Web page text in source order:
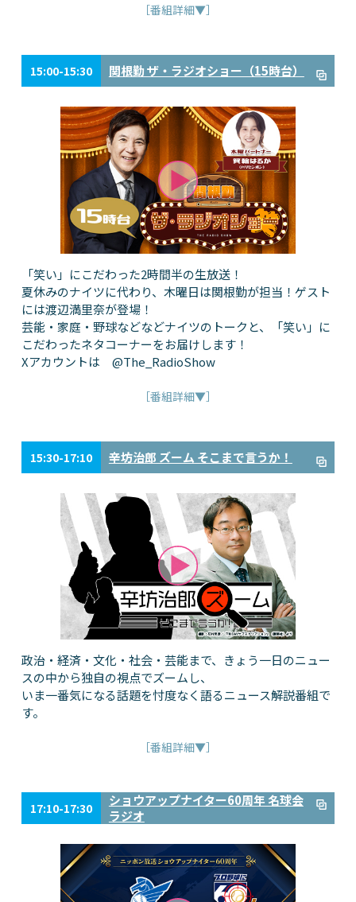
［番組詳細▼］
15:00-15:30 関根勤 ザ・ラジオショー（15時台）
「笑い」にこだわった2時間半の生放送！
夏休みのナイツに代わり、木曜日は関根勤が担当！ゲスト
には渡辺満里奈が登場！
芸能・家庭・野球などなどナイツのトークと、「笑い」に
こだわったネタコーナーをお届けします！
Xアカウントは @The_RadioShow
［番組詳細▼］
15:30-17:10 辛坊治郎 ズーム そこまで言うか！
政治・経済・文化・社会・芸能まで、きょう一日のニュー
スの中から独自の視点でズームし、
いま一番気になる話題を忖度なく語るニュース解説番組で
す。
［番組詳細▼］
17:10-17:30
ショウアップナイター60周年 名球会
ラジオ